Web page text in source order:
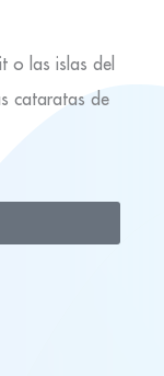
o las islas del
cataratas de